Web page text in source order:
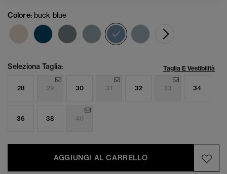
Colore: buck blue
selezionato
Seleziona Taglia: Taglia E Vestibilità
28 29 30 31 32 33 34
36 38 40
AGGIUNGI AL CARRELLO